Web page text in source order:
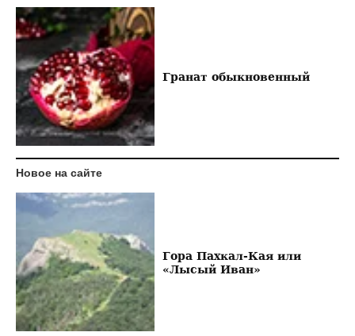
Гранат обыкновенный
Новое на сайте
Гора Пахкал-Кая или
«Лысый Иван»